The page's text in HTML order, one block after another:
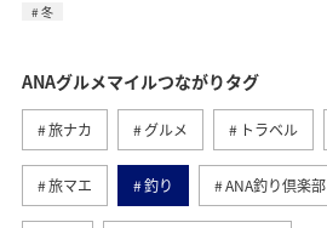
冬
ANAグルメマイルつながりタグ
旅ナカ グルメ トラベル
旅マエ 釣り ANA釣り倶楽部